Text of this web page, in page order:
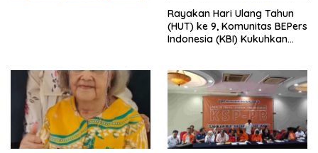
Rayakan Hari Ulang Tahun
(HUT) ke 9, Komunitas BEPers
Indonesia (KBI) Kukuhkan
Tema: “Penguatan dan
Pengembangan Organisasi
KBI yang Berbasis Riset di
seluruh Indonesia dan
Mancanegara”.